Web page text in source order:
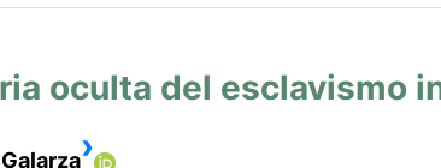
oculta del esclavismo
›